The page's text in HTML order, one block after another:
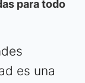
para todo
es una